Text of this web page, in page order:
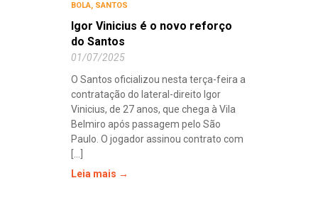
BOLA, SANTOS
Igor Vinicius é o novo reforço
do Santos
01/07/2025
O Santos oficializou nesta terça-feira a
contratação do lateral-direito Igor
Vinicius, de 27 anos, que chega à Vila
Belmiro após passagem pelo São
Paulo. O jogador assinou contrato com
[...]
Leia mais →